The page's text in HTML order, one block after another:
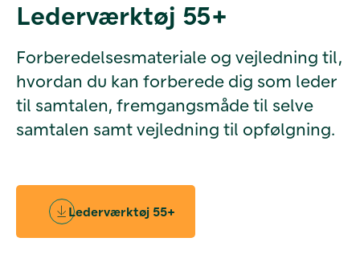
Lederværktøj 55+
Forberedelsesmateriale og vejledning til,
hvordan du kan forberede dig som leder
til samtalen, fremgangsmåde til selve
samtalen samt vejledning til opfølgning.
Lederværktøj 55+